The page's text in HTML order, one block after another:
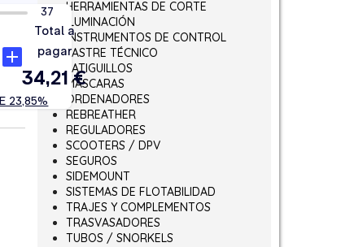
HERRAMIENTAS DE CORTE
ILUMINACIÓN
INSTRUMENTOS DE CONTROL
LASTRE TÉCNICO
LATIGUILLOS
MÁSCARAS
ORDENADORES
REBREATHER
REGULADORES
SCOOTERS / DPV
SEGUROS
SIDEMOUNT
SISTEMAS DE FLOTABILIDAD
TRAJES Y COMPLEMENTOS
TRASVASADORES
TUBOS / SNORKELS